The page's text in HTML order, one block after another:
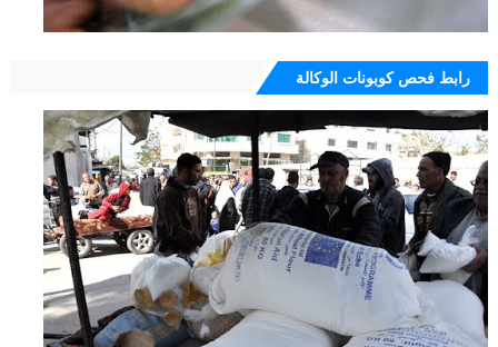
رابط فحص كوبونات الوكالة